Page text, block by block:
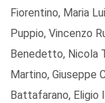
Fiorentino, Maria
Puppio, Vincenzo
Benedetto, Nicola
Martino, Giuseppe
Battafarano, Eligio